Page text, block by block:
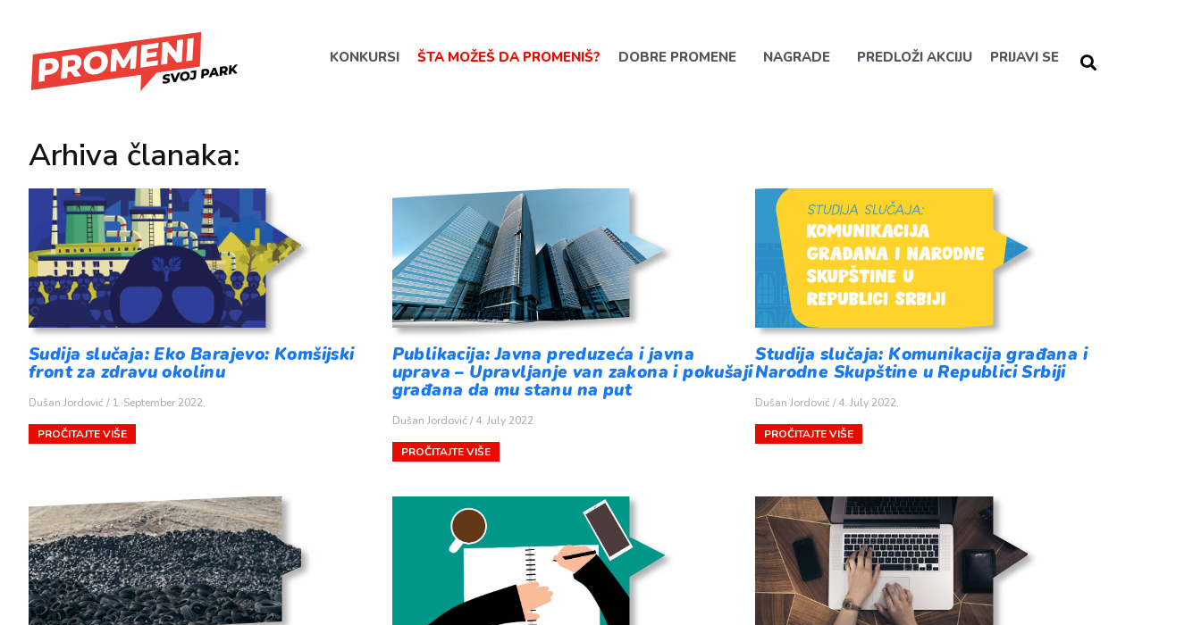
KONKURSI ŠTA MOŽEŠ DA PROMENIŠ? DOBRE PROMENE NAGRADE PREDLOŽI AKCIJU PRIJAVI SE
Arhiva članaka:
Sudija slučaja: Eko Barajevo: Komšijski
front za zdravu okolinu
Dušan Jordović 1. September 2022.
PROČITAJTE VIŠE
Publikacija: Javna preduzeća i javna
uprava – Upravljanje van zakona i pokušaji
građana da mu stanu na put
Dušan Jordović 4. July 2022.
PROČITAJTE VIŠE
Studija slučaja: Komunikacija građana i
Narodne Skupštine u Republici Srbiji
Dušan Jordović4. July 2022.
PROČITAJTE VIŠE